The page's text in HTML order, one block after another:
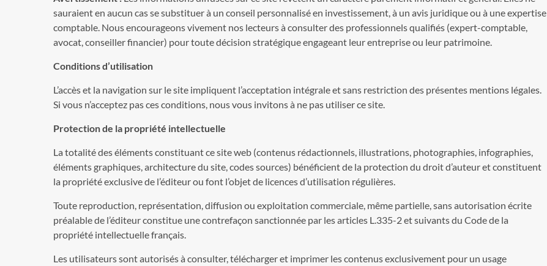
sauraient en aucun cas se substituer à un conseil personnalisé en investissement, à un avis juridique ou à une expertise
comptable. Nous encourageons vivement nos lecteurs à consulter des professionnels qualifiés (expert-comptable,
avocat, conseiller financier) pour toute décision stratégique engageant leur entreprise ou leur patrimoine.
Conditions d’utilisation
L’accès et la navigation sur le site impliquent l’acceptation intégrale et sans restriction des présentes mentions légales.
Si vous n’acceptez pas ces conditions, nous vous invitons à ne pas utiliser ce site.
Protection de la propriété intellectuelle
La totalité des éléments constituant ce site web (contenus rédactionnels, illustrations, photographies, infographies,
éléments graphiques, architecture du site, codes sources) bénéficient de la protection du droit d’auteur et constituent
la propriété exclusive de l’éditeur ou font l’objet de licences d’utilisation régulières.
Toute reproduction, représentation, diffusion ou exploitation commerciale, même partielle, sans autorisation écrite
préalable de l’éditeur constitue une contrefaçon sanctionnée par les articles L.335-2 et suivants du Code de la
propriété intellectuelle français.
Les utilisateurs sont autorisés à consulter, télécharger et imprimer les contenus exclusivement pour un usage